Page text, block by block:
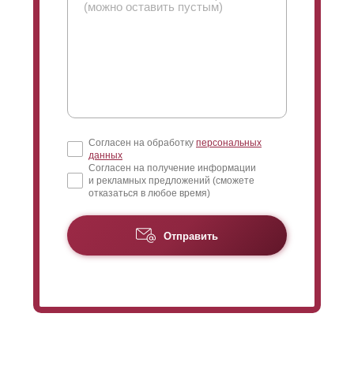
Согласен на обработку персональных
данных
Согласен на получение информации
и рекламных предложений (сможете
отказаться в любое время)
Отправить